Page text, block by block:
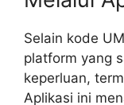
Selain kode
platform yang
keperluan,
Aplikasi ini